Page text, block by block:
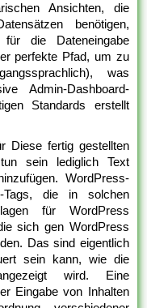
Ansichten, die
benötigen,
die Dateneingabe
perfekte Pfad, um zu
was
Admin-Dashboard-
Standards erstellt
Diese fertig gestellten
sein lediglich Text
WordPress-
Tags, die in solchen
für WordPress
sich gen WordPress
Das sind eigentlich
sein kann, wie die
wird. Eine
Eingabe von Inhalten